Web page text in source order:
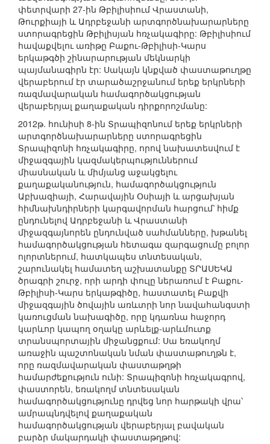
փետրվարի 27-ին Թբիլիսիում Վրաստանի,
Թուրքիայի և Ադրբեջանի արտգործնախարարները
ստորագրեցին Թբիլիսյան հռչակագիրը: Թբիլիսիում
հավաքվելու առիթը Բաքու-Թբիլիսի-Կարս
երկաթգծի շինարարության մեկնարկի
պայմանագիրն էր: Սակայն կնքված փաստաթուղթը
վերաբերում էր տարածաշրջանում երեք երկրների
ռազմավարական համագործակցության
վերաբերյալ քաղաքական դիրքորոշմանը:
2012թ. հունիսի 8-ին Տրապիզոնում երեք երկրների
արտգործնախարարները ստորագրեցին
Տրապիզոնի հռչակագիրը, որով նախատեսվում է
միջազգային կազմակերպություններում
միասնական և միմյանց աջակցելու
քաղաքականություն, համագործակցություն
Աբխազիայի, Հարավային Օսիայի և արցախյան
հիմնախնդիրների կարգավորման հարցում՝ հիմք
ընդունելով Ադրբեջանի և Վրաստանի
միջազգայնորեն ընդունված սահմանները, խթանել
համագործակցության հետագա զարգացումը բոլոր
ոլորտներում, հատկապես տնտեսական,
շարունակել համատեղ աշխատանքը ՏՐԱՍԵԿԱ
ծրագրի շուրջ, որի արդի փուլը ներառում է Բաքու-
Թբիլիսի-Կարս երկաթգիծը, հաստատել Բաքվի
միջազգային ծովային առևտրի նոր նավահանգստի
կառուցման նախագիծը, որը կդառնա հաջորդ
կարևոր կապող օղակը արևելք-արևմուտք
տրանսպորտային միջանցքում: Սա եռակողմ
առաջին պաշտոնական նման փաստաթուղթն է,
որը ռազմավարական փաստաթղթի
համարժեքություն ունի: Տրապիզոնի հռչակագրով,
փաստորեն, եռակողմ տնտեսական
համագործակցությունը դրվեց նոր հարթակի վրա՝
ամրապնդվելով քաղաքական
համագործակցության վերաբերյալ բավական
բարձր մակարդակի փաստաթղթով: